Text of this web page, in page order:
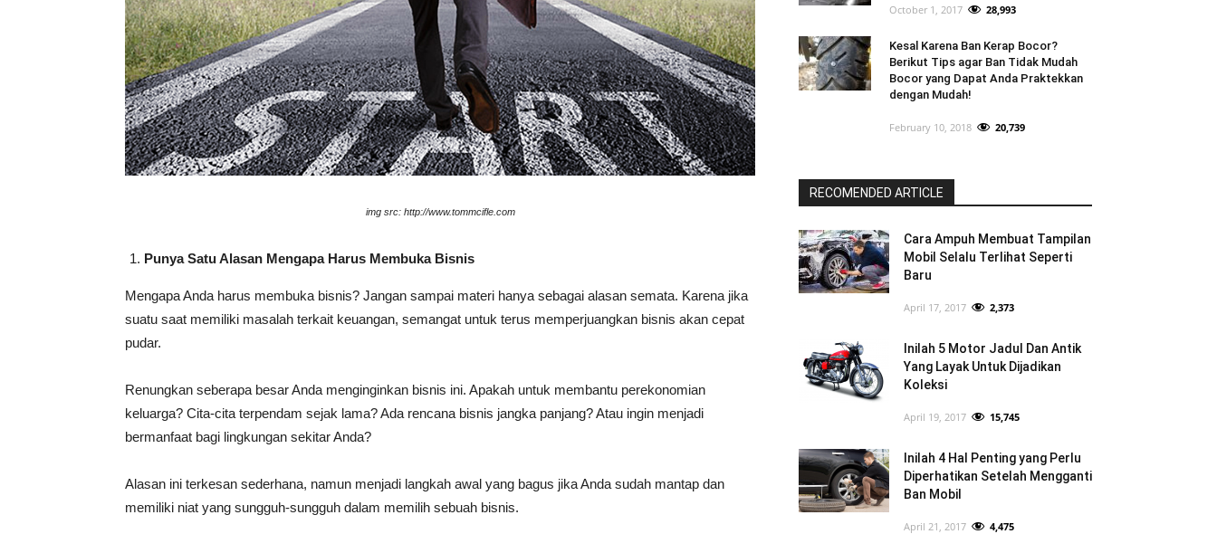
img src: http://www.tommcifle.com
Punya Satu Alasan Mengapa Harus Membuka Bisnis
Mengapa Anda harus membuka bisnis? Jangan sampai materi hanya sebagai alasan semata. Karena jika
suatu saat memiliki masalah terkait keuangan, semangat untuk terus memperjuangkan bisnis akan cepat
pudar.
Renungkan seberapa besar Anda menginginkan bisnis ini. Apakah untuk membantu perekonomian
keluarga? Cita-cita terpendam sejak lama? Ada rencana bisnis jangka panjang? Atau ingin menjadi
bermanfaat bagi lingkungan sekitar Anda?
Alasan ini terkesan sederhana, namun menjadi langkah awal yang bagus jika Anda sudah mantap dan
memiliki niat yang sungguh-sungguh dalam memilih sebuah bisnis.
October 1, 2017 28,993
Kesal Karena Ban Kerap Bocor?
Berikut Tips agar Ban Tidak Mudah
Bocor yang Dapat Anda Praktekkan
dengan Mudah!
February 10, 2018 20,739
RECOMENDED ARTICLE
Cara Ampuh Membuat Tampilan
Mobil Selalu Terlihat Seperti
Baru
April 17, 2017 2,373
Inilah 5 Motor Jadul Dan Antik
Yang Layak Untuk Dijadikan
Koleksi
April 19, 2017 15,745
Inilah 4 Hal Penting yang Perlu
Diperhatikan Setelah Mengganti
Ban Mobil
April 21, 2017 4,475